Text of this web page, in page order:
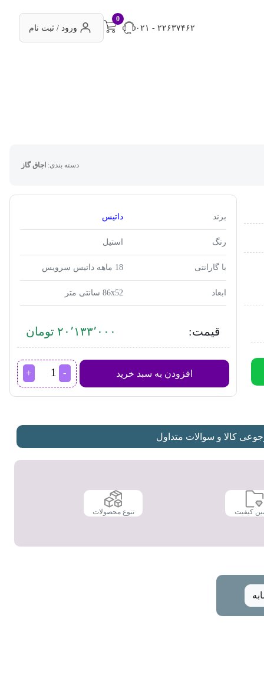
۰۲۱ - ۲۲۶۳۷۴۶۲
0
ورود / ثبت نام
دسته بندی: اجاق گاز
برند داتیس
رنگ استیل
با گارانتی 18 ماهه داتیس سرویس
ابعاد 86x52 سانتی متر
قیمت: ۲۰٬۱۳۳٬۰۰۰ تومان
افزودن به سبد خرید
اجاق
گاز
عدد
کالا و سوالات متداول
کیفیت تنوع محصولات